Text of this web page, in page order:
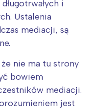
i
Ustalenia
mediacji, są
nie ma tu strony
bowiem
mediacji.
jest